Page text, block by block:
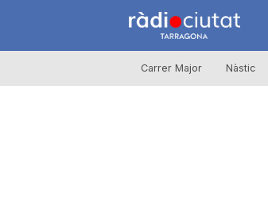
R
à
Carrer Major Nàstic